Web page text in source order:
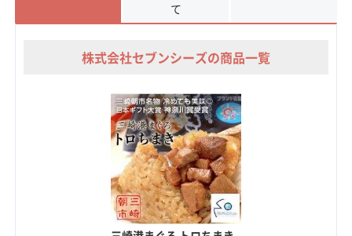
て
株式会社セブンシーズの商品一覧